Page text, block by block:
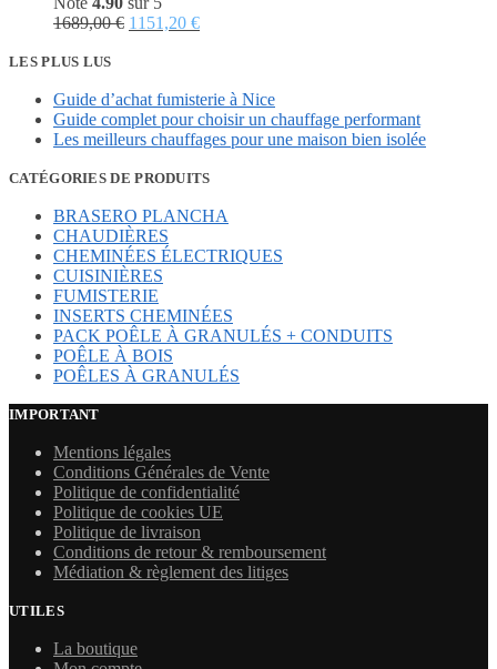
1689,00€ Le
1689,00 €.
1151,20 €Le
1151,20 €.
LES PLUS LUS
Guide d’achat fumisterie à Nice
Guide complet pour choisir un chauffage performant
Les meilleurs chauffages pour une maison bien isolée
CATÉGORIES DE PRODUITS
BRASERO PLANCHA
CHAUDIÈRES
CHEMINÉES ÉLECTRIQUES
CUISINIÈRES
FUMISTERIE
INSERTS CHEMINÉES
PACK POÊLE À GRANULÉS + CONDUITS
POÊLE À BOIS
POÊLES À GRANULÉS
IMPORTANT
Mentions légales
Conditions Générales de Vente
Politique de confidentialité
Politique de cookies UE
Politique de livraison
Conditions de retour & remboursement
Médiation & règlement des litiges
UTILES
La boutique